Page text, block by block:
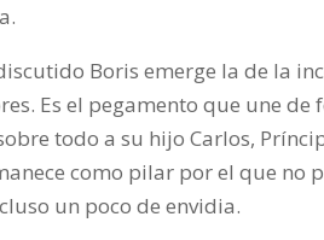
Boris emerge la de la
Es el pegamento que une
todo a su hijo Carlos,
como pilar por el que no
un poco de envidia.